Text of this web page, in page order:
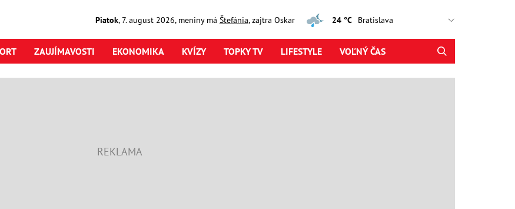
Piatok,7. august2026, meniny má Štefánia, zajtra Oskar 24 °C
ZAUJÍMAVOSTI EKONOMIKA KVÍZY TOPKY TV LIFESTYLE VOĽNÝ ČAS